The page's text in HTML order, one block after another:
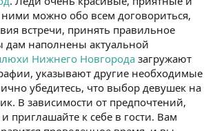
можно обо всем договориться,
встречи, принять правильное
дам наполнены актуальной
Нижнего Новгорода загружают
указывают другие необходимые
убедитесь, что выбор девушек на
В зависимости от предпочтений,
приглашайте к себе в гости. Вам